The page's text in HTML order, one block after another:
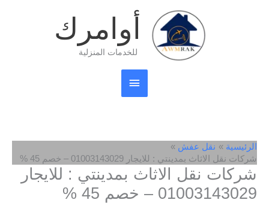
أوامرك
للخدمات المنزلية
القائمة
الرئيسية
الرئيسية
نقل عفش
شركات نقل الاثاث بمدينتي : للايجار 01003143029 – خصم 45 %
شركات نقل الاثاث بمدينتي : للايجار
01003143029 – خصم 45 %